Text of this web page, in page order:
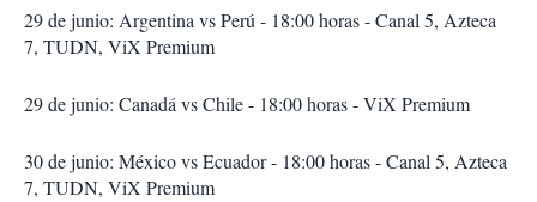
29 de junio: Argentina vs Perú - 18:00 horas - Canal 5, Azteca
7, TUDN, ViX Premium
29 de junio: Canadá vs Chile - 18:00 horas - ViX Premium
30 de junio: México vs Ecuador - 18:00 horas - Canal 5, Azteca
7, TUDN, ViX Premium